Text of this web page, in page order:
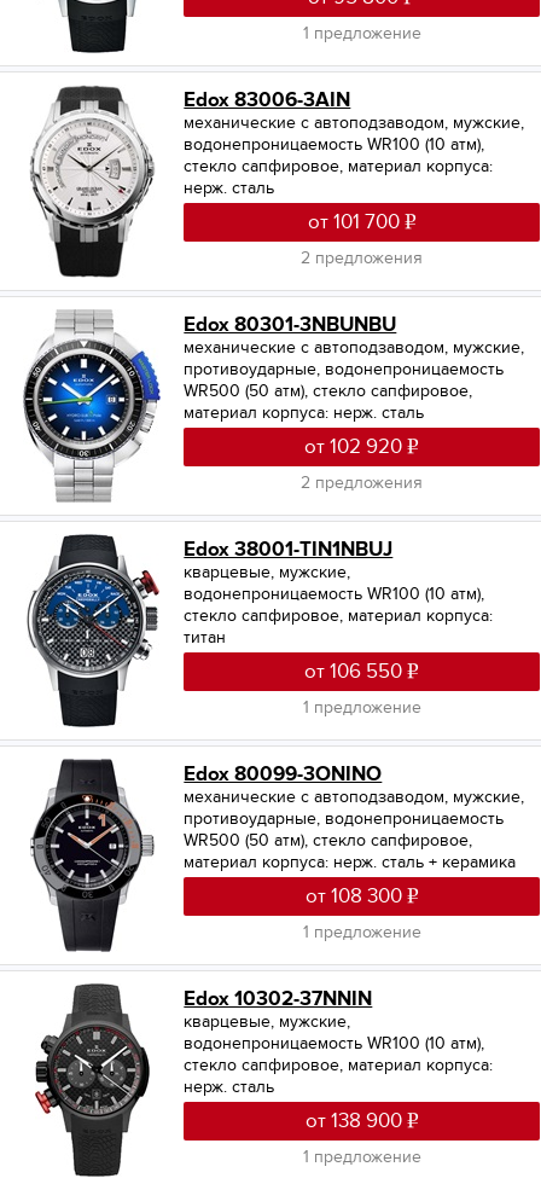
1 предложение
Edox 83006-3AIN
механические с автоподзаводом, мужские,
водонепроницаемость WR100 (10 атм),
стекло сапфировое, материал корпуса:
нерж. сталь
от 101 700
2 предложения
Edox 80301-3NBUNBU
механические с автоподзаводом, мужские,
противоударные, водонепроницаемость
WR500 (50 атм), стекло сапфировое,
материал корпуса: нерж. сталь
от 102 920
2 предложения
Edox 38001-TIN1NBUJ
кварцевые, мужские,
водонепроницаемость WR100 (10 атм),
стекло сапфировое, материал корпуса:
титан
от 106 550
1 предложение
Edox 80099-3ONINO
механические с автоподзаводом, мужские,
противоударные, водонепроницаемость
WR500 (50 атм), стекло сапфировое,
материал корпуса: нерж. сталь + керамика
от 108 300
1 предложение
Edox 10302-37NNIN
кварцевые, мужские,
водонепроницаемость WR100 (10 атм),
стекло сапфировое, материал корпуса:
нерж. сталь
от 138 900
1 предложение